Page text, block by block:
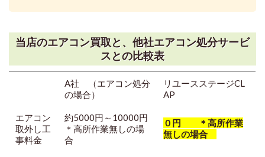
当店のエアコン買取と、他社エアコン処分サービ
スとの比較表
A社 （エアコン処分
の場合）
リユースステージCL
AP
エアコン
取外し工
事料金
約5000円～10000円
＊高所作業無しの場
合
０円 ＊高所作業
無しの場合